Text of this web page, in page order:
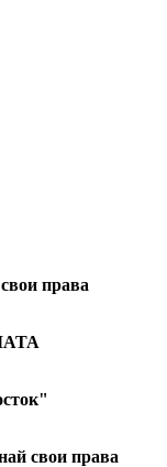
права
свои права